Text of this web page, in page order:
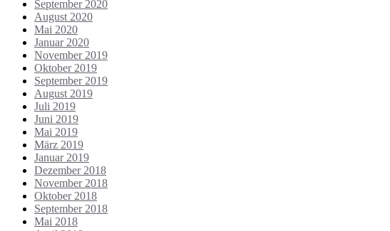
September 2020
August 2020
Mai 2020
Januar 2020
November 2019
Oktober 2019
September 2019
August 2019
Juli 2019
Juni 2019
Mai 2019
März 2019
Januar 2019
Dezember 2018
November 2018
Oktober 2018
September 2018
Mai 2018